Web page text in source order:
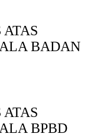
BADAN
BPBD